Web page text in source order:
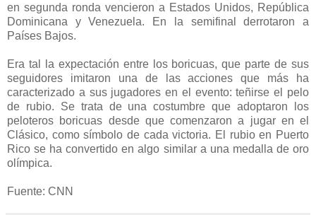
en segunda ronda vencieron a Estados Unidos, República
Dominicana y Venezuela. En la semifinal derrotaron a
Países Bajos.
Era tal la expectación entre los boricuas, que parte de sus
seguidores imitaron una de las acciones que más ha
caracterizado a sus jugadores en el evento: teñirse el pelo
de rubio. Se trata de una costumbre que adoptaron los
peloteros boricuas desde que comenzaron a jugar en el
Clásico, como símbolo de cada victoria. El rubio en Puerto
Rico se ha convertido en algo similar a una medalla de oro
olímpica.
Fuente: CNN